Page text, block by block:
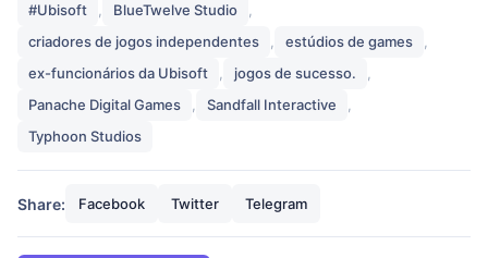
#Ubisoft
BlueTwelve Studio
criadores de jogos independentes
estúdios de games
ex-funcionários da Ubisoft
jogos de sucesso.
Panache Digital Games
Sandfall Interactive
Typhoon Studios
Share: Facebook Twitter Telegram